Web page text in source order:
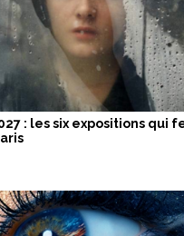
: les six expositions qui